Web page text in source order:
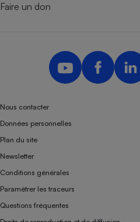
Faire un don
Nous contacter
Données personnelles
Plan du site
Newsletter
Conditions générales
Paramétrer les traceurs
Questions fréquentes